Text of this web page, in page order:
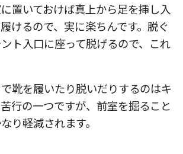
置いておけば真上から足を挿し入
けるので、実に楽ちんです。脱ぐ
ト入口に座って脱げるので、これ
靴を履いたり脱いだりするのはキ
行の一つですが、前室を掘ること
り軽減されます。